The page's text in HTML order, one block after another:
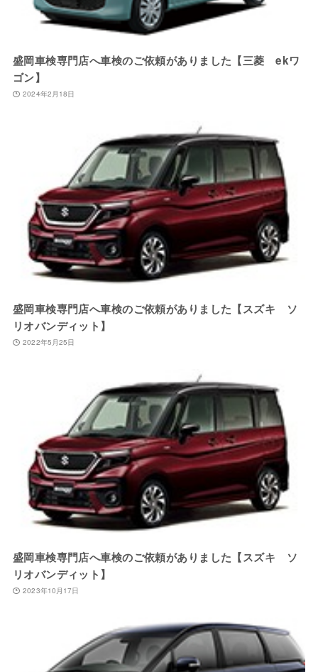
盛岡車検専門店へ車検のご依頼がありました【三菱 ekワ
ゴン】
2024年2月18日
盛岡車検専門店へ車検のご依頼がありました【スズキ ソ
リオバンディット】
2022年5月25日
盛岡車検専門店へ車検のご依頼がありました【スズキ ソ
リオバンディット】
2023年10月17日